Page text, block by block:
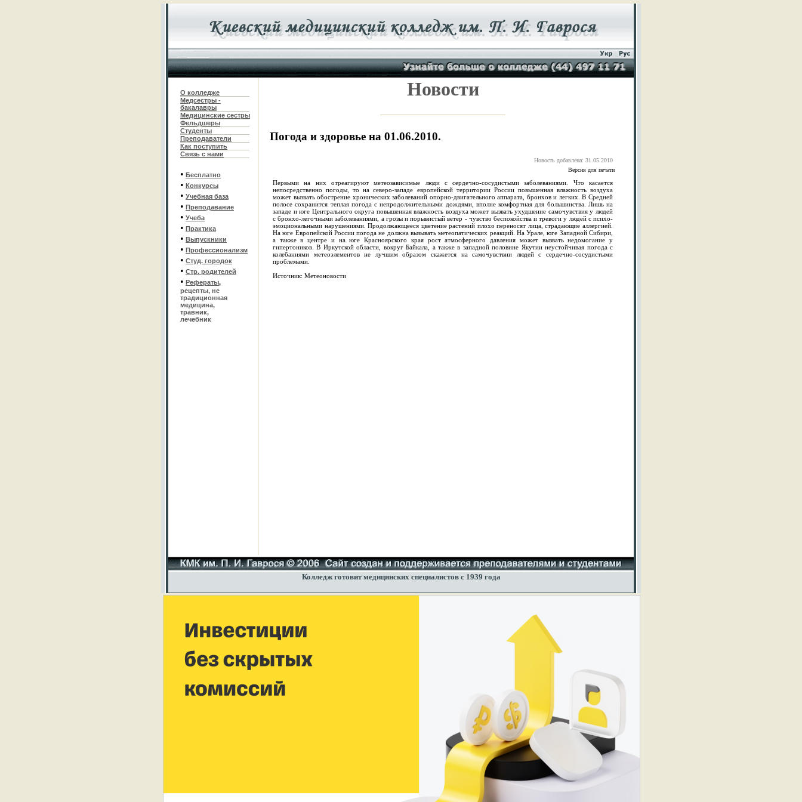
О колледже
Медсестры -
бакалавры
Медицинские сестры
Фельдшеры
Студенты
Преподаватели
Как поступить
Связь с нами
• Бесплатно
• Конкурсы
• Учебная база
• Преподавание
• Учеба
• Практика
• Выпускники
• Профессионализм
• Студ. городок
• Стр. родителей
• Рефераты,
рецепты, не
традиционная
медицина,
травник,
лечебник
Новости
Погода и здоровье на 01.06.2010.
Новость добавлена: 31.05.2010
Версия для печати
Первыми на них отреагируют метеозависимые люди с сердечно-сосудистыми заболеваниями. Что касается
непосредственно погоды, то на северо-западе европейской территории России повышенная влажность воздуха
может вызвать обострение хронических заболеваний опорно-двигательного аппарата, бронхов и легких. В Средней
полосе сохранится теплая погода с непродолжительными дождями, вполне комфортная для большинства. Лишь на
западе и юге Центрального округа повышенная влажность воздуха может вызвать ухудшение самочувствия у людей
с бронхо-легочными заболеваниями, а грозы и порывистый ветер - чувство беспокойства и тревоги у людей с психо-
эмоциональными нарушениями. Продолжающееся цветение растений плохо переносят лица, страдающие аллергией.
На юге Европейской России погода не должна вызывать метеопатических реакций. На Урале, юге Западной Сибири,
а также в центре и на юге Красноярского края рост атмосферного давления может вызвать недомогание у
гипертоников. В Иркутской области, вокруг Байкала, а также в западной половине Якутии неустойчивая погода с
колебаниями метеоэлементов не лучшим образом скажется на самочувствии людей с сердечно-сосудистыми
проблемами.
Источник: Метеоновости
Колледж готовит медицинских специалистов с 1939 года